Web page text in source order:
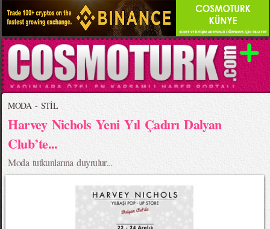
MODA - STİL
Harvey Nichols Yeni Yıl Çadırı Dalyan
Club’te...
Moda tutkunlarına duyrulur...